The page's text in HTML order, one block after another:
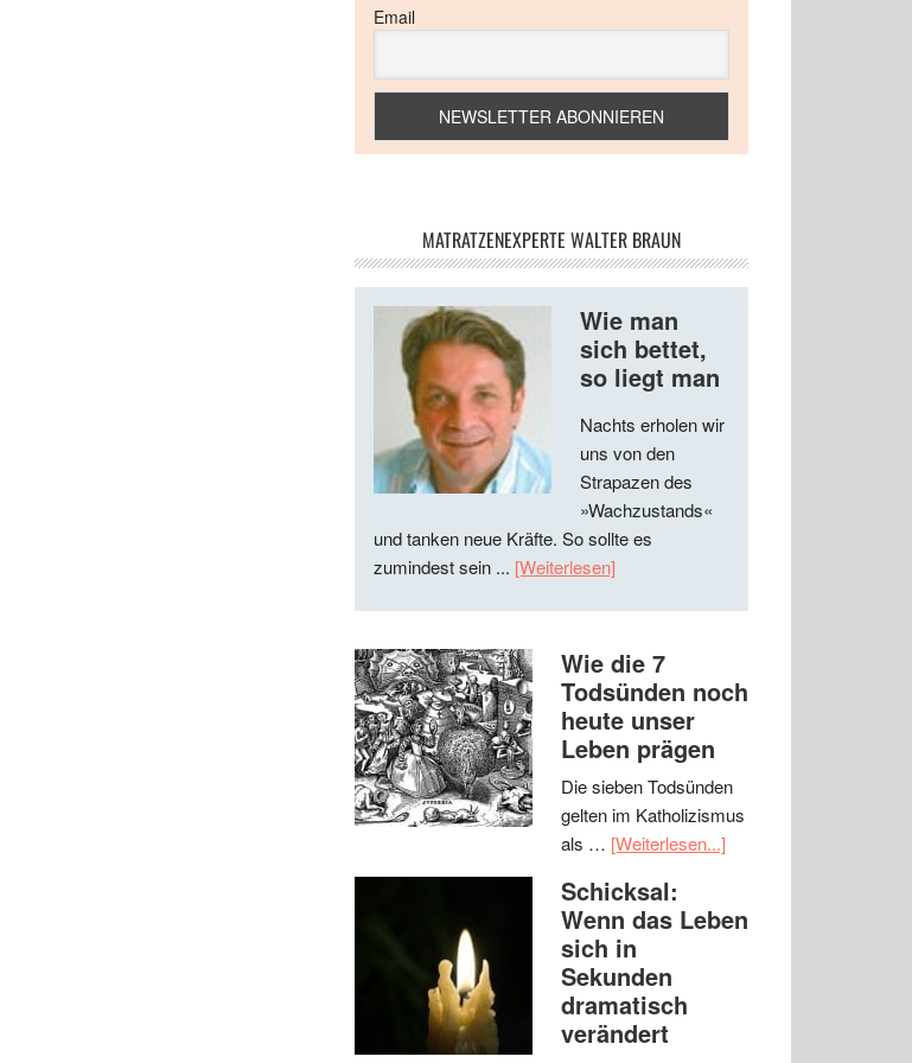
Email
MATRATZENEXPERTE WALTER BRAUN
Wie man
sich bettet,
so liegt man
Nachts erholen wir
uns von den
Strapazen des
»Wachzustands«
und tanken neue Kräfte. So sollte es
zumindest sein ... [Weiterlesen]
Wie die 7
Todsünden noch
heute unser
Leben prägen
Die sieben Todsünden
gelten im Katholizismus
als … [Weiterlesen...]
Schicksal:
Wenn das Leben
sich in
Sekunden
dramatisch
verändert